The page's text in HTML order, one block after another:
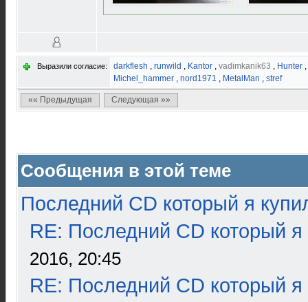
Выразили согласие: darkflesh , runwild , Kantor , vadimkanik63 , Hunter ,
Michel_hammer , nord1971 , MetalMan , stref
«« Предыдущая Следующая »»
Сообщения в этой теме
Последний CD который я
RE: Последний CD который я
2016, 20:45
RE: Последний CD который я